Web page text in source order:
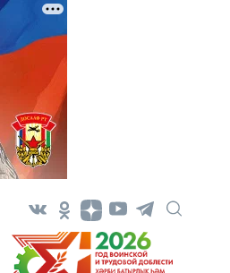
Нормативно-правовые